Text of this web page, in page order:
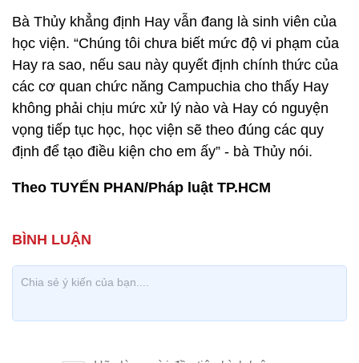
Bà Thủy khẳng định Hay vẫn đang là sinh viên của
học viện. “Chúng tôi chưa biết mức độ vi phạm của
Hay ra sao, nếu sau này quyết định chính thức của
các cơ quan chức năng Campuchia cho thấy Hay
không phải chịu mức xử lý nào và Hay có nguyện
vọng tiếp tục học, học viện sẽ theo đúng các quy
định để tạo điều kiện cho em ấy” - bà Thủy nói.
Theo TUYẾN PHAN/Pháp luật TP.HCM